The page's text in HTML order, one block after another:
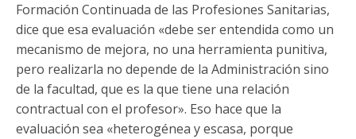
Formación Continuada de las Profesiones Sanitarias,
dice que esa evaluación «debe ser entendida como un
mecanismo de mejora, no una herramienta punitiva,
pero realizarla no depende de la Administración sino
de la facultad, que es la que tiene una relación
contractual con el profesor». Eso hace que la
evaluación sea «heterogénea y escasa, porque